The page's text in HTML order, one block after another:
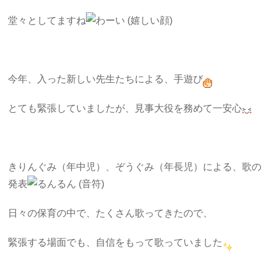
堂々としてますね
今年、入った新しい先生たちによる、手遊び
とても緊張していましたが、見事大役を務めて一安心
きりんぐみ（年中児）、ぞうぐみ（年長児）による、歌の
発表
日々の保育の中で、たくさん歌ってきたので、
緊張する場面でも、自信をもって歌っていました